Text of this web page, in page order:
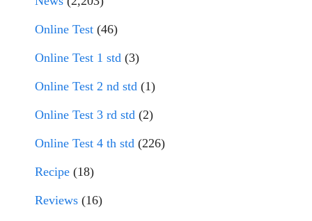
Online Test (46)
Online Test 1 std (3)
Online Test 2 nd std (1)
Online Test 3 rd std (2)
Online Test 4 th std (226)
Recipe (18)
Reviews (16)